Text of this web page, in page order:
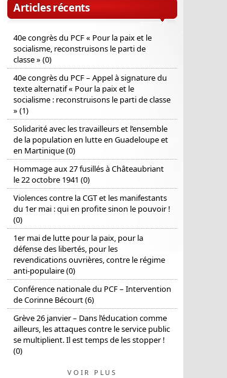
Articles récents
40e congrès du PCF « Pour la paix et le
socialisme, reconstruisons le parti de
classe » (0)
40e congrès du PCF – Appel à signature du
texte alternatif « Pour la paix et le
socialisme : reconstruisons le parti de classe
» (1)
Solidarité avec les travailleurs et l’ensemble
de la population en lutte en Guadeloupe et
en Martinique (0)
Hommage aux 27 fusillés à Châteaubriant
le 22 octobre 1941 (0)
Violences contre la CGT et les manifestants
du 1er mai : qui en profite sinon le pouvoir !
(0)
1er mai de lutte pour la paix, pour la
défense des libertés, pour les
revendications ouvrières, contre le régime
anti-populaire (0)
Conférence nationale du PCF – Intervention
de Corinne Bécourt (6)
Grève 26 janvier – Dans l’éducation comme
ailleurs, les attaques contre le service public
se multiplient. Il est temps de les stopper !
(0)
VOIR PLUS